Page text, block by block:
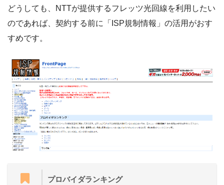
どうしても、NTTが提供するフレッツ光回線を利用したい
のであれば、契約する前に「ISP規制情報」の活用がおす
すめです。
プロバイダランキング